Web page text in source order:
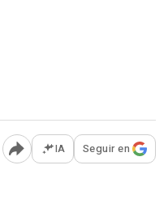
Abrir opciones para
IA Seguir en